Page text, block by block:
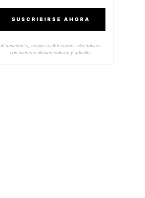
SUSCRIBIRSE AHORA
Al suscribirse, acepta recibir correos electrónicos
con nuestras últimas noticias y artículos.